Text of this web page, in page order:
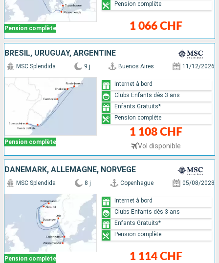
Pension complète 1 066 CHF
Pension complète
BRÉSIL, URUGUAY, ARGENTINE
Pension complète
MSC Splendida 9 j Buenos Aires 11/12/2026
1 108 CHF
Vol disponible
Internet à bord
Clubs Enfants dès 3 ans
Enfants Gratuits*
Pension complète
DANEMARK, ALLEMAGNE, NORVÈGE
Pension complète
MSC Splendida 8 j Copenhague 05/08/2028
1 114 CHF
Internet à bord
Clubs Enfants dès 3 ans
Enfants Gratuits*
Pension complète